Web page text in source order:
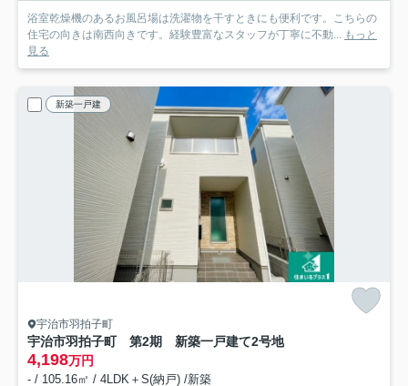
浴室乾燥機のあるお風呂場は洗濯物を干すときにも便利です。こちらの
住宅の向きは南西向きです。経験豊富なスタッフが丁寧に不動... もっと
見る
新築一戸建
宇治市羽拍子町
宇治市羽拍子町 第2期 新築一戸建て2号地
4,198万円
- / 105.16㎡ / 4LDK＋S(納戸) /新築